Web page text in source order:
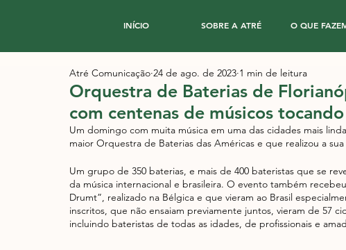
INÍCIO SOBRE A ATRÉ O QUE
Orquestra de Baterias de
com centenas de músicos
Atré Comunicação 24 de ago. de 2023 1 min de leitura
Um domingo com muita música em uma das cidades mais
maior Orquestra de Baterias das Américas e que realizou a sua
Um grupo de 350 baterias, e mais de 400 bateristas que se
da música internacional e brasileira. O evento também
Drumt”, realizado na Bélgica e que vieram ao Brasil
inscritos, que não ensaiam previamente juntos, vieram de 57
incluindo bateristas de todas as idades, de profissionais e